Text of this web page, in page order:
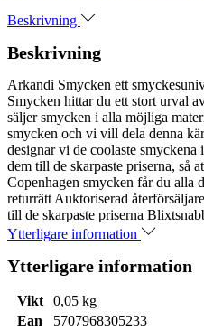
Beskrivning
Beskrivning
Arkandi Smycken ett
Smycken hittar du ett stort urval
säljer smycken i alla möjliga
smycken och vi vill dela denna
designar vi de coolaste smyckena
dem till de skarpaste priserna, så
Copenhagen smycken får du alla
returrätt Auktoriserad
till de skarpaste priserna
Ytterligare information
Ytterligare information
Vikt
0,05 kg
Ean
5707968305233